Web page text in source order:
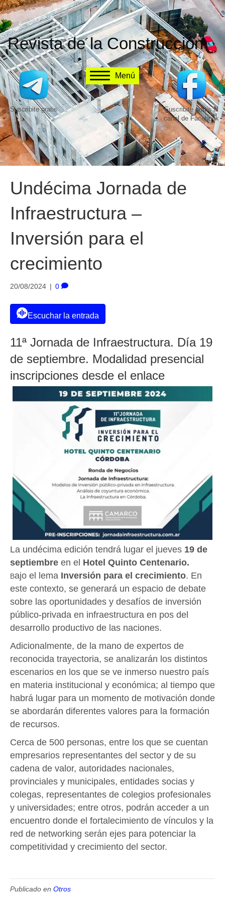
Revista de la Construcción
Suscribite gratis
Menú
Suscribite gratis al
canal de Facebook
Undécima Jornada de
Infraestructura –
Inversión para el
crecimiento
20/08/2024 | 0
Escuchar la entrada
11ª Jornada de Infraestructura. Día 19
de septiembre. Modalidad presencial
inscripciones desde el enlace
La undécima edición tendrá lugar el jueves 19 de
septiembre en el Hotel Quinto Centenario.
Bajo el lema Inversión para el crecimiento. En
este contexto, se generará un espacio de debate
sobre las oportunidades y desafíos de inversión
público-privada en infraestructura en pos del
desarrollo productivo de las naciones.
Adicionalmente, de la mano de expertos de
reconocida trayectoria, se analizarán los distintos
escenarios en los que se ve inmerso nuestro país
en materia institucional y económica; al tiempo que
habrá lugar para un momento de motivación donde
se abordarán diferentes valores para la formación
de recursos.
Cerca de 500 personas, entre los que se cuentan
empresarios representantes del sector y de su
cadena de valor, autoridades nacionales,
provinciales y municipales, entidades socias y
colegas, representantes de colegios profesionales
y universidades; entre otros, podrán acceder a un
encuentro donde el fortalecimiento de vínculos y la
red de networking serán ejes para potenciar la
competitividad y crecimiento del sector.
Publicado en Otros